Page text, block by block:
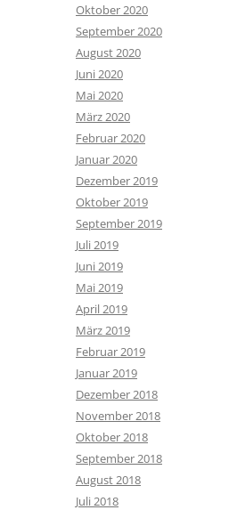
Oktober 2020
September 2020
August 2020
Juni 2020
Mai 2020
März 2020
Februar 2020
Januar 2020
Dezember 2019
Oktober 2019
September 2019
Juli 2019
Juni 2019
Mai 2019
April 2019
März 2019
Februar 2019
Januar 2019
Dezember 2018
November 2018
Oktober 2018
September 2018
August 2018
Juli 2018